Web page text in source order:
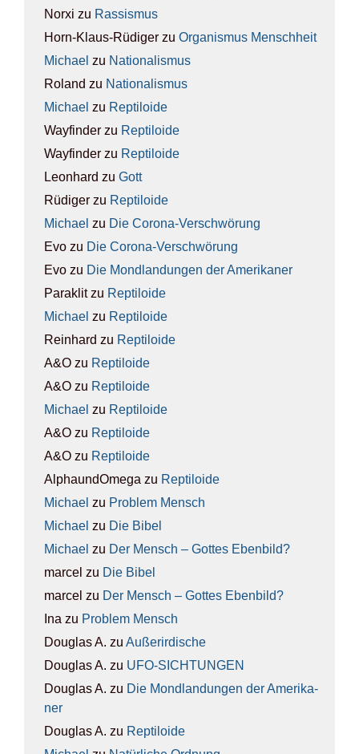
Norxi zu Ras­sis­mus
Horn-Klaus-Rüdiger zu Orga­nis­mus Mensch­heit
Michael zu Natio­na­lis­mus
Roland zu Natio­na­lis­mus
Michael zu Rep­ti­lo­ide
Wayfinder zu Rep­ti­lo­ide
Wayfinder zu Rep­ti­lo­ide
Leonhard zu Gott
Rüdiger zu Rep­ti­lo­ide
Michael zu Die Coro­na-Ver­schwö­rung
Evo zu Die Coro­na-Ver­schwö­rung
Evo zu Die Mond­lan­dun­gen der Ame­ri­ka­ner
Paraklitzu Rep­ti­lo­ide
Michael zu Rep­ti­lo­ide
Reinhard zu Rep­ti­lo­ide
A&O zu Rep­ti­lo­ide
A&O zu Rep­ti­lo­ide
Michael zu Rep­ti­lo­ide
A&O zu Rep­ti­lo­ide
A&O zu Rep­ti­lo­ide
AlphaundOmega zu Rep­ti­lo­ide
Michael zu Pro­blem Mensch
Michael zu Die Bibel
Michael zu Der Mensch – Got­tes Eben­bild?
marcel zu Die Bibel
marcel zu Der Mensch – Got­tes Eben­bild?
Ina zu Pro­blem Mensch
Douglas A. zu Außer­ir­di­sche
Douglas A. zu UFO-SICH­TUN­GEN
Douglas A. zu Die Mond­lan­dun­gen der Ame­ri­ka­
ner
Douglas A. zu Rep­ti­lo­ide